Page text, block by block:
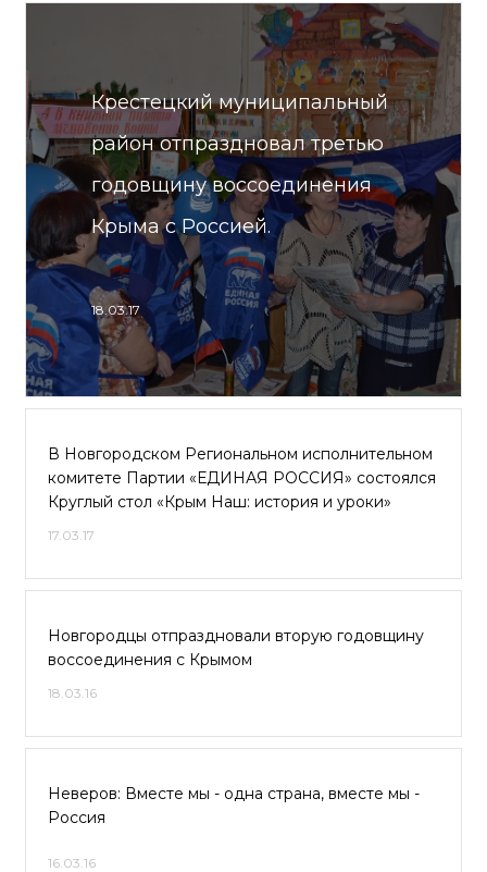
Крестецкий муниципальный
район отпраздновал третью
годовщину воссоединения
Крыма с Россией.
18.03.17
В Новгородском Региональном исполнительном
комитете Партии «ЕДИНАЯ РОССИЯ» состоялся
Круглый стол «Крым Наш: история и уроки»
17.03.17
Новгородцы отпраздновали вторую годовщину
воссоединения с Крымом
18.03.16
Неверов: Вместе мы - одна страна, вместе мы -
Россия
16.03.16